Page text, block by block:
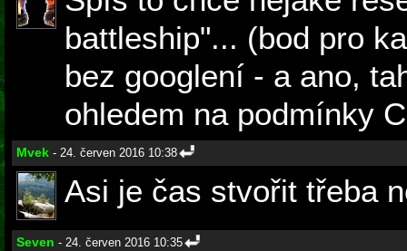
battleship"... (bod pro
bez googlení - a ano,
ohledem na podmínky
Mvek - 24. červen 2016 10:38
Asi je čas stvořit třeba
Seven - 24. červen 2016 10:35